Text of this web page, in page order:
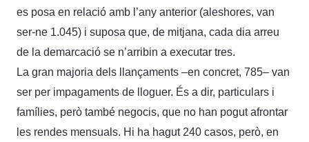
es posa en relació amb l’any anterior (aleshores, van
ser-ne 1.045) i suposa que, de mitjana, cada dia arreu
de la demarcació se n’arribin a executar tres.
La gran majoria dels llançaments –en concret, 785– van
ser per impagaments de lloguer. És a dir, particulars i
famílies, però també negocis, que no han pogut afrontar
les rendes mensuals. Hi ha hagut 240 casos, però, en